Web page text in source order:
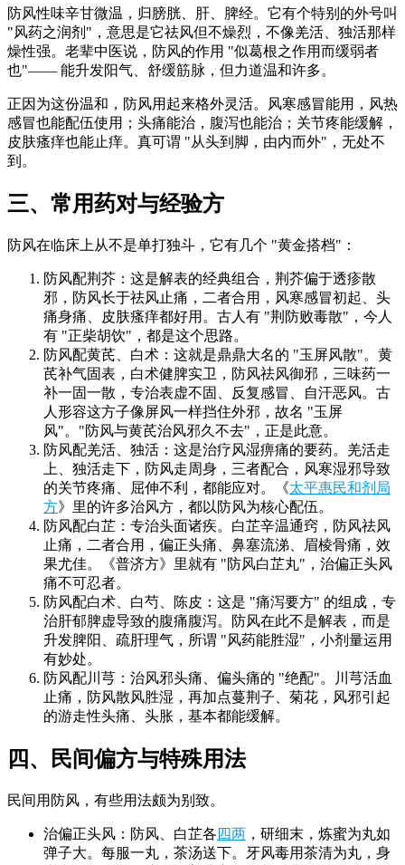
防风性味辛甘微温，归膀胱、肝、脾经。它有个特别的外号叫
"风药之润剂"，意思是它祛风但不燥烈，不像羌活、独活那样
燥性强。老辈中医说，防风的作用 "似葛根之作用而缓弱者
也"—— 能升发阳气、舒缓筋脉，但力道温和许多。
正因为这份温和，防风用起来格外灵活。风寒感冒能用，风热
感冒也能配伍使用；头痛能治，腹泻也能治；关节疼能缓解，
皮肤瘙痒也能止痒。真可谓 "从头到脚，由内而外"，无处不
到。
三、常用药对与经验方
防风在临床上从不是单打独斗，它有几个 "黄金搭档"：
防风配荆芥：这是解表的经典组合，荆芥偏于透疹散
邪，防风长于祛风止痛，二者合用，风寒感冒初起、头
痛身痛、皮肤瘙痒都好用。古人有 "荆防败毒散"，今人
有 "正柴胡饮"，都是这个思路。
防风配黄芪、白术：这就是鼎鼎大名的 "玉屏风散"。黄
芪补气固表，白术健脾实卫，防风祛风御邪，三味药一
补一固一散，专治表虚不固、反复感冒、自汗恶风。古
人形容这方子像屏风一样挡住外邪，故名 "玉屏
风"。"防风与黄芪治风邪久不去"，正是此意。
防风配羌活、独活：这是治疗风湿痹痛的要药。羌活走
上、独活走下，防风走周身，三者配合，风寒湿邪导致
的关节疼痛、屈伸不利，都能应对。《太平惠民和剂局
方》里的许多治风方，都以防风为核心配伍。
防风配白芷：专治头面诸疾。白芷辛温通窍，防风祛风
止痛，二者合用，偏正头痛、鼻塞流涕、眉棱骨痛，效
果尤佳。《普济方》里就有 "防风白芷丸"，治偏正头风
痛不可忍者。
防风配白术、白芍、陈皮：这是 "痛泻要方" 的组成，专
治肝郁脾虚导致的腹痛腹泻。防风在此不是解表，而是
升发脾阳、疏肝理气，所谓 "风药能胜湿"，小剂量运用
有妙处。
防风配川芎：治风邪头痛、偏头痛的 "绝配"。川芎活血
止痛，防风散风胜湿，再加点蔓荆子、菊花，风邪引起
的游走性头痛、头胀，基本都能缓解。
四、民间偏方与特殊用法
民间用防风，有些用法颇为别致。
治偏正头风：防风、白芷各 四两 ，研细末，炼蜜为丸如
弹子大。每服一丸，茶汤送下。牙风毒用茶清为丸，身